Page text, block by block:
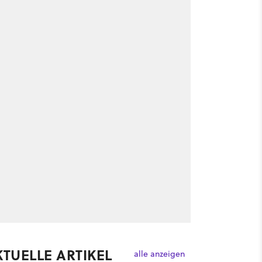
ARTIKEL alle anzeigen